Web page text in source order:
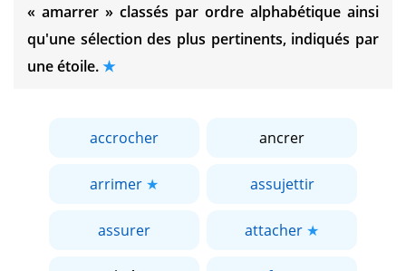
« amarrer » classés par ordre alphabétique ainsi
qu'une sélection des plus pertinents, indiqués par
une étoile.
accrocher ancrer
arrimer assujettir
assurer attacher